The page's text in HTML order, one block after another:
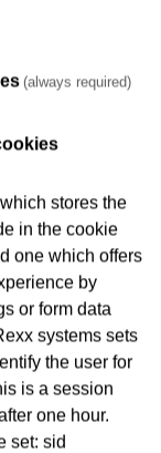
liegt
hinter dem
zur
Ein auf die
dass die
Auf der
die
zu
der Haltestelle
provisorisch
über die im
(always required)
stores the
in the cookie
one which offers
by
or form data
systems sets
the user for
is a session
one hour.
set: sid